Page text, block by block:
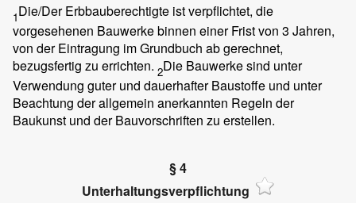
1Die/Der Erbbauberechtigte ist verpflichtet, die
vorgesehenen Bauwerke binnen einer Frist von 3 Jahren,
von der Eintragung im Grundbuch ab gerechnet,
bezugsfertig zu errichten. 2Die Bauwerke sind unter
Verwendung guter und dauerhafter Baustoffe und unter
Beachtung der allgemein anerkannten Regeln der
Baukunst und der Bauvorschriften zu erstellen.
§ 4
Unterhaltungsverpflichtung